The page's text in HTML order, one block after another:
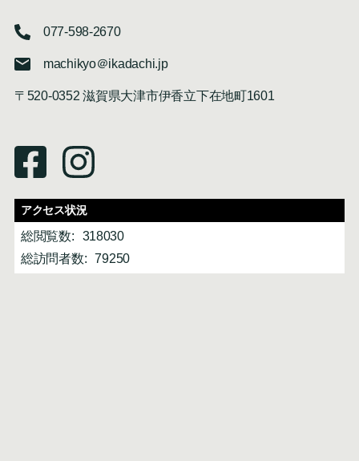
077-598-2670
machikyo＠ikadachi.jp
〒520-0352 滋賀県大津市伊香立下在地町1601
アクセス状況
総閲覧数:
318030
総訪問者数:
79250